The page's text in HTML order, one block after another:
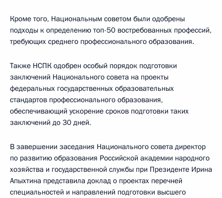
Кроме того, Национальным советом были одобрены
подходы к определению топ-50 востребованных профессий,
требующих среднего профессионального образования.
Также НСПК одобрен особый порядок подготовки
заключений Национального совета на проекты
федеральных государственных образовательных
стандартов профессионального образования,
обеспечивающий ускорение сроков подготовки таких
заключений до 30 дней.
В завершении заседания Национального совета директор
по развитию образования Российской академии народного
хозяйства и государственной службы при Президенте Ирина
Апыхтина представила доклад о проектах перечней
специальностей и направлений подготовки высшего